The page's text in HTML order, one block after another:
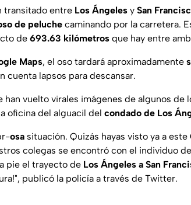
transitado entre Los Ángeles y San
de peluche caminando por la carretera.
de 693.63 kilómetros que hay entre
Maps, el oso tardará aproximadamente
cuenta lapsos para descansar.
han vuelto virales imágenes de algunos
oficina del alguacil del condado de Los
osa situación. Quizás hayas visto ya a este
colegas se encontró con el individuo
pie el trayecto de Los Ángeles a San
publicó la policía a través de Twitter.